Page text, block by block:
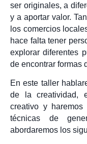
ser originales, a
y a aportar valor.
los comercios
hace falta tener
explorar diferentes
de encontrar formas
En este taller
de la creatividad,
creativo y
técnicas de
abordaremos los